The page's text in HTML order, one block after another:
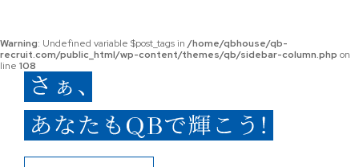
Warning: Undefined variable $post_tags in /home/qbhouse/qb-
recruit.com/public_html/wp-content/themes/qb/sidebar-column.php on
line 108